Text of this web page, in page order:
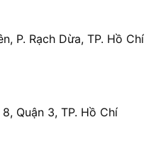
P. Rạch Dừa, TP. Hồ Chí
Quận 3, TP. Hồ Chí